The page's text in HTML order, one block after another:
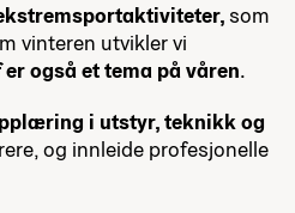
som
vinteren utvikler vi
også et tema på våren.
i utstyr, teknikk og
og innleide profesjonelle